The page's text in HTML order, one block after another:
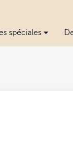
spéciales